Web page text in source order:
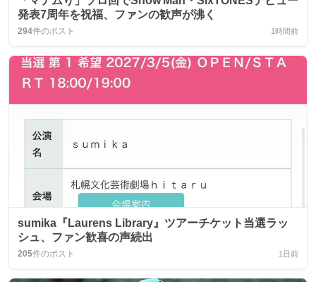
発表7周年を祝福、ファンの歓声が沸く
294件のポスト 1時間前
sumika『Laurens Library』ツアーチケット当選ラッ
シュ、ファン歓喜の声続出
205件のポスト 1日前